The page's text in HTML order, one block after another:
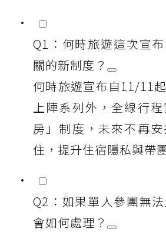
Q1：何時旅遊這次宣
關的新制度？
何時旅遊宣布自11/11
上陣系列外，全線行
房」制度，未來不再
住，提升住宿隱私與帶
Q2：如果單人參團無
會如何處理？